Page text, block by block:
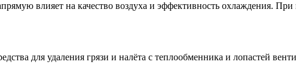
влияет на качество воздуха и эффективность охлаждения.
для удаления грязи и налёта с теплообменника и лопастей